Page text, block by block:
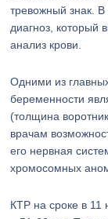
тревожный знак. В
диагноз, который
анализ крови.
Одними из
беременности
(толщина
врачам
его нервная
хромосомных
КТР на сроке в